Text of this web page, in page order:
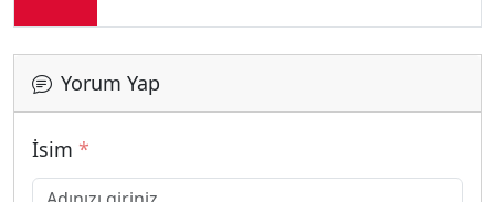
Yorum Yap
İsim *